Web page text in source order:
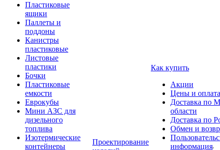
Пластиковые
ящики
Паллеты и
поддоны
Канистры
пластиковые
Листовые
пластики
Бочки
Пластиковые
емкости
Еврокубы
Мини АЗС для
дизельного
топлива
Изотермические
контейнеры
Проектирование
Как купить
Акции
Цены и оплата
Доставка по
области
Доставка по
Обмен и
информация